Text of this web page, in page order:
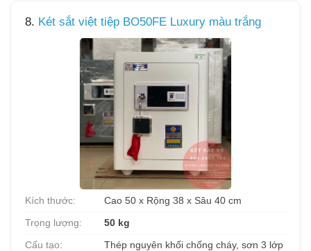
8. Két sắt việt tiệp BO50FE Luxury màu trắng
Kích thước:
Cao 50 x Rộng 38 x Sâu 40 cm
Trọng lượng:
50 kg
Cấu tạo:
Thép nguyên khối chống cháy, sơn 3 lớp